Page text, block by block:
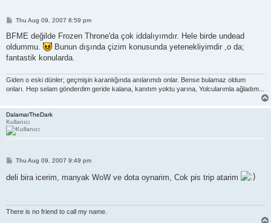
P
s
Thu Aug 09, 2007 8:59 pm
BFME değilde Frozen Throne'da çok iddalıyımdır. Hele birde undead
oldummu.
Bunun dışında çizim konusunda yetenekliyimdir ,o da;
fantastik konularda.
Giden o eski dünler; geçmişin karanlığında anılarımdı onlar. Bense bulamaz oldum
onları. Hep selam gönderdim geride kalana, kanıtım yoktu yarına, Yolcularımla ağladım...
DalamarTheDark
Kullanıcı
P
s
t
Thu Aug 09, 2007 9:49 pm
deli bira icerim, manyak WoW ve dota oynarim, Cok pis trip atarim
There is no friend to call my name.